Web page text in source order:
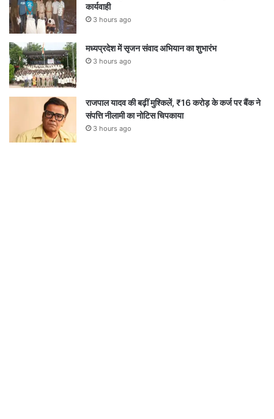
कार्यवाही
3 hours ago
मध्यप्रदेश में सृजन संवाद अभियान का शुभारंभ
3 hours ago
राजपाल यादव की बढ़ीं मुश्किलें, ₹16 करोड़ के कर्ज पर बैंक ने
संपत्ति नीलामी का नोटिस चिपकाया
3 hours ago